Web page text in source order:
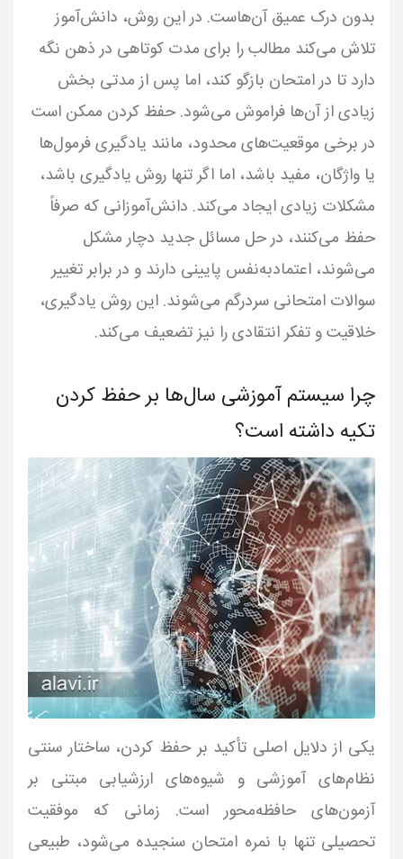
بدون درک عمیق آن‌هاست. در این روش، دانش‌آموز
تلاش می‌کند مطالب را برای مدت کوتاهی در ذهن نگه
دارد تا در امتحان بازگو کند، اما پس از مدتی بخش
زیادی از آن‌ها فراموش می‌شود. حفظ کردن ممکن است
در برخی موقعیت‌های محدود، مانند یادگیری فرمول‌ها
یا واژگان، مفید باشد، اما اگر تنها روش یادگیری باشد،
مشکلات زیادی ایجاد می‌کند. دانش‌آموزانی که صرفاً
حفظ می‌کنند، در حل مسائل جدید دچار مشکل
می‌شوند، اعتمادبه‌نفس پایینی دارند و در برابر تغییر
سوالات امتحانی سردرگم می‌شوند. این روش یادگیری،
خلاقیت و تفکر انتقادی را نیز تضعیف می‌کند.
چرا سیستم آموزشی سال‌ها بر حفظ کردن
تکیه داشته است؟
یکی از دلایل اصلی تأکید بر حفظ کردن، ساختار سنتی
نظام‌های آموزشی و شیوه‌های ارزشیابی مبتنی بر
آزمون‌های حافظه‌محور است. زمانی که موفقیت
تحصیلی تنها با نمره امتحان سنجیده می‌شود، طبیعی